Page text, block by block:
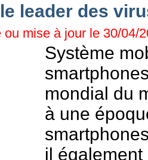
leader des
ou mise à jour le 30/04/
Système
mondial du
à une
il